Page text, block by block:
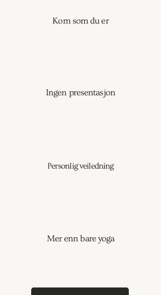
Kom som du er
Ingen presentasjon
Personlig veiledning
Mer enn bare yoga